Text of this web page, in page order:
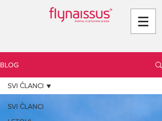
BLOG
SVI ČLANCI
SVI ČLANCI